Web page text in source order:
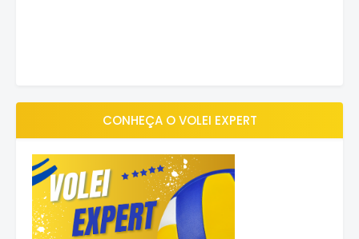
CONHEÇA O VOLEI EXPERT